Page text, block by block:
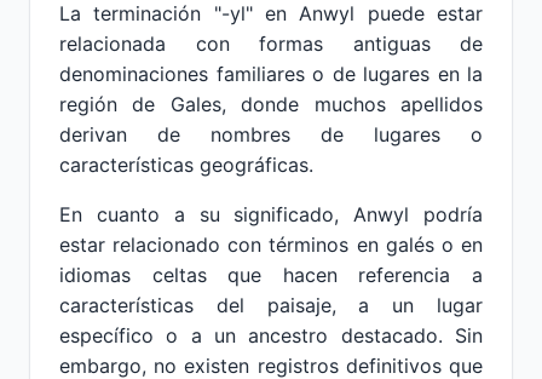
La terminación "-yl" en Anwyl puede estar
relacionada con formas antiguas de
denominaciones familiares o de lugares en la
región de Gales, donde muchos apellidos
derivan de nombres de lugares o
características geográficas.
En cuanto a su significado, Anwyl podría
estar relacionado con términos en galés o en
idiomas celtas que hacen referencia a
características del paisaje, a un lugar
específico o a un ancestro destacado. Sin
embargo, no existen registros definitivos que